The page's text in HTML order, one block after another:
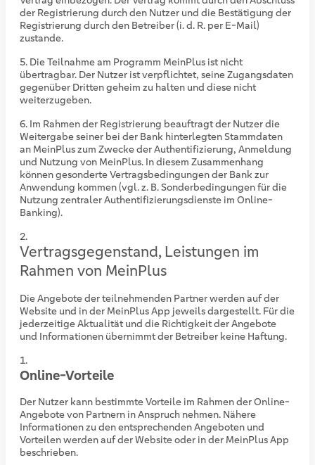
der Registrierung durch den Nutzer und die Bestätigung der
Registrierung durch den Betreiber (i. d. R. per E-Mail)
zustande.
Die Teilnahme am Programm MeinPlus ist nicht
übertragbar. Der Nutzer ist verpflichtet, seine Zugangsdaten
gegenüber Dritten geheim zu halten und diese nicht
weiterzugeben.
Im Rahmen der Registrierung beauftragt der Nutzer die
Weitergabe seiner bei der Bank hinterlegten Stammdaten
an MeinPlus zum Zwecke der Authentifizierung, Anmeldung
und Nutzung von MeinPlus. In diesem Zusammenhang
können gesonderte Vertragsbedingungen der Bank zur
Anwendung kommen (vgl. z. B. Sonderbedingungen für die
Nutzung zentraler Authentifizierungsdienste im Online-
Banking).
Vertragsgegenstand, Leistungen im
Rahmen von MeinPlus
Die Angebote der teilnehmenden Partner werden auf der
Website und in der MeinPlus App jeweils dargestellt. Für die
jederzeitige Aktualität und die Richtigkeit der Angebote
und Informationen übernimmt der Betreiber keine Haftung.
Online-Vorteile
Der Nutzer kann bestimmte Vorteile im Rahmen der Online-
Angebote von Partnern in Anspruch nehmen. Nähere
Informationen zu den entsprechenden Angeboten und
Vorteilen werden auf der Website oder in der MeinPlus App
beschrieben.